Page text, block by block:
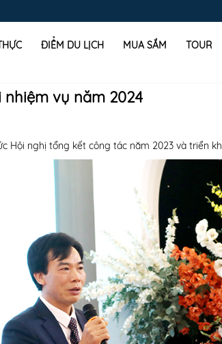
ĐIỂM DU LỊCH MUA SẮM TOUR
vụ năm 2024
Hội nghị tổng kết công tác năm 2023 và triển